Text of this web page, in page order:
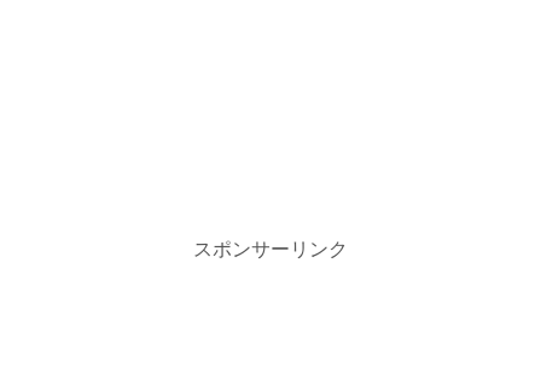
スポンサーリンク